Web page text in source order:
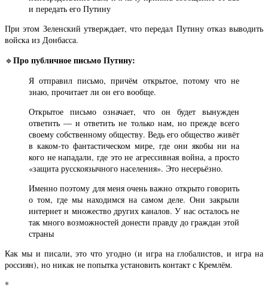
и передать его Путину
При этом Зеленский утверждает, что передал Путину отказ выводить
войска из Донбасса.
🔹Про публичное письмо Путину:
Я отправил письмо, причём открытое, потому что не
знаю, прочитает ли он его вообще.
Открытое письмо означает, что он будет вынужден
ответить — и ответить не только нам, но прежде всего
своему собственному обществу. Ведь его общество живёт
в каком-то фантастическом мире, где они якобы ни на
кого не нападали, где это не агрессивная война, а просто
«защита русскоязычного населения». Это несерьёзно.
Именно поэтому для меня очень важно открыто говорить
о том, где мы находимся на самом деле. Они закрыли
интернет и множество других каналов. У нас осталось не
так много возможностей донести правду до граждан этой
страны
Как мы и писали, это что угодно (и игра на глобалистов, и игра на
россиян), но никак не попытка установить контакт с Кремлём.
*